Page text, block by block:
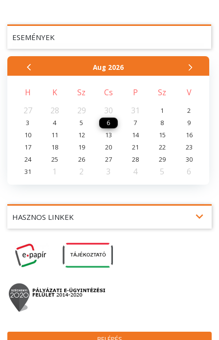
HASZNOS LINKEK expand_more
ESEMÉNYEK
Aug 2026
H K Sz Cs P Sz
V
27
28 29 30 31 1
2
3
4 5 6 7 8
9
10
11 12 13 14 15
16
17
18 19 20 21 22
23
24
25 26 27 28 29
30
31
1 2 3 4 5 6